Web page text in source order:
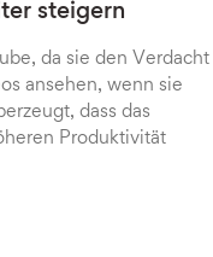
steigern
da sie den Verdacht
ansehen, wenn sie
dass das
Produktivität